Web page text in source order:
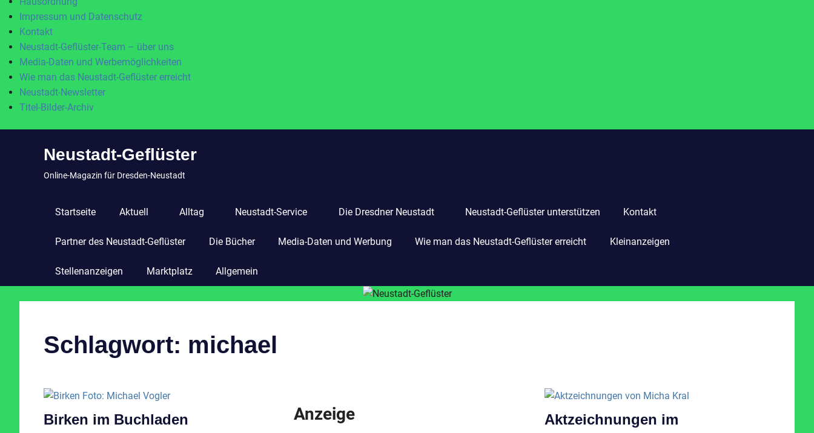
Impressum und Datenschutz
Kontakt
Neustadt-Geflüster-Team – über uns
Media-Daten und Werbemöglichkeiten
Wie man das Neustadt-Geflüster erreicht
Neustadt-Newsletter
Titel-Bilder-Archiv
Neustadt-Geflüster
Online-Magazin für Dresden-Neustadt
Startseite Aktuell Alltag Neustadt-Service Die Dresdner Neustadt Neustadt-Geflüster unterstützen Kontakt
Partner des Neustadt-Geflüster Die Bücher Media-Daten und Werbung Wie man das Neustadt-Geflüster erreicht Kleinanzeigen
Stellenanzeigen Marktplatz Allgemein
Schlagwort: michael
Birken im Buchladen Anzeige
Aktzeichnungen im